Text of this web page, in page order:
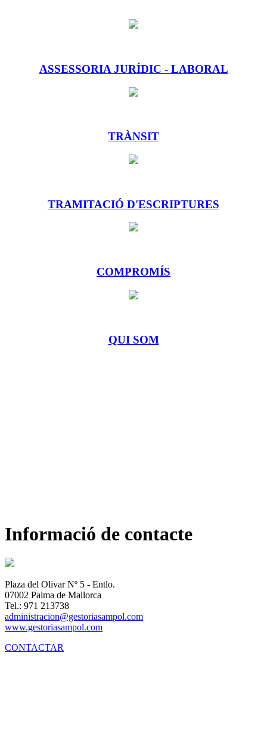
ASSESSORIA JURÍDIC - LABORAL
TRÀNSIT
TRAMITACIÓ D'ESCRIPTURES
COMPROMÍS
QUI SOM
Informació de contacte
Plaza del Olivar Nº 5 - Entlo.
07002 Palma de Mallorca
Tel.: 971 213738
administracion@gestoriasampol.com
www.gestoriasampol.com
CONTACTAR